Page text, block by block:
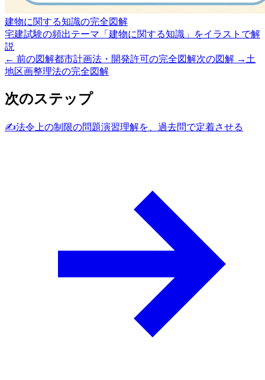
建物に関する知識の完全図解
宅建試験の頻出テーマ「建物に関する知識」をイラストで解
説
← 前の図解都市計画法・開発許可の完全図解次の図解 → 土
地区画整理法の完全図解
次のステップ
✍️法令上の制限の問題演習理解を、過去問で定着させる